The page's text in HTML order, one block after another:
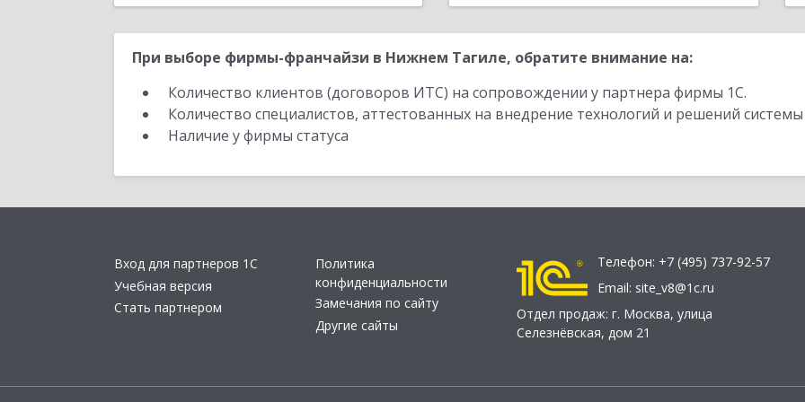
При выборе фирмы-франчайзи в Нижнем Тагиле, обратите внимание на:
Количество клиентов (договоров ИТС) на сопровождении у партнера фирмы 1С.
Количество специалистов, аттестованных на внедрение технологий и решений
Наличие у фирмы статуса
Вход для партнеров 1С
Учебная версия
Стать партнером
Политика
конфиденциальности
Замечания по сайту
Другие сайты
Телефон: +7 (495) 737-92-57
Email: site_v8@1c.ru
Отдел продаж: г. Москва, улица
Селезнёвская, дом 21